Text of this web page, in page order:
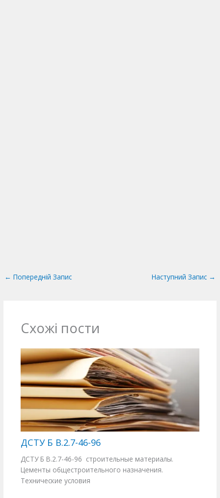
← Попередній Запис Наступний Запис →
Схожі пости
ДСТУ Б В.2.7-46-96
ДСТУ Б В.2.7-46-96 строительные материалы.
Цементы общестроительного назначения.
Технические условия